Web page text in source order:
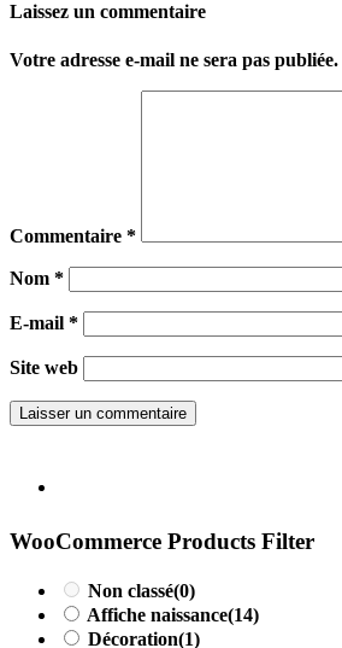
Laissez un commentaire
Votre adresse e-mail ne sera pas publiée.
Commentaire *
Nom *
E-mail *
Site web
WooCommerce Products Filter
Non classé(0)
Affiche naissance(14)
Décoration(1)